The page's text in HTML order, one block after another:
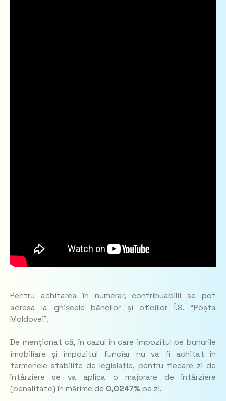
Pentru achitarea în numerar, contribuabilii se pot
adresa la ghișeele băncilor și oficiilor Î.S. “Poșta
Moldovei”.
De menționat că, în cazul în care impozitul pe bunurile
imobiliare și impozitul funciar nu va fi achitat în
termenele stabilite de legislație, pentru fiecare zi de
întârziere se va aplica o majorare de întârziere
(penalitate) în mărime de 0,0247% pe zi.